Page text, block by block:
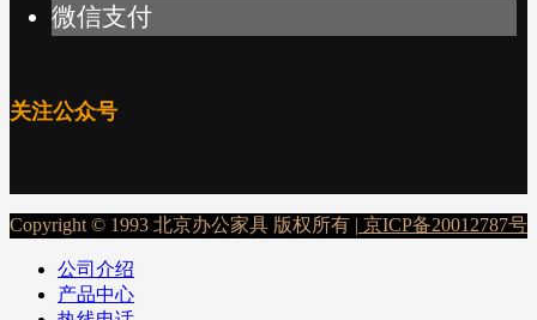
微信支付
关注公众号
Copyright © 1993 北京办公家具 版权所有 | 京ICP备20012787号
公司介绍
产品中心